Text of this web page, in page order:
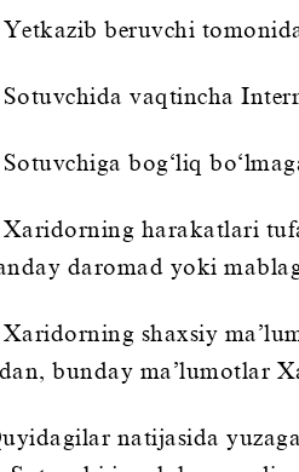
Yetkazib beruvchi
Sotuvchida vaqtincha
Sotuvchiga bog‘liq
Xaridorning harakatlari
daromad yoki
Xaridorning shaxsiy
bunday ma’lumotlar
natijasida